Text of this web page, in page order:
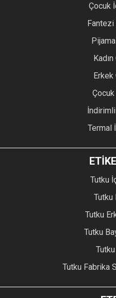
Çocuk
Fantezi
Pijama
Erkek
Termal
Tutku
Tutku
Tutku
Tutku
Tutku Fabrika